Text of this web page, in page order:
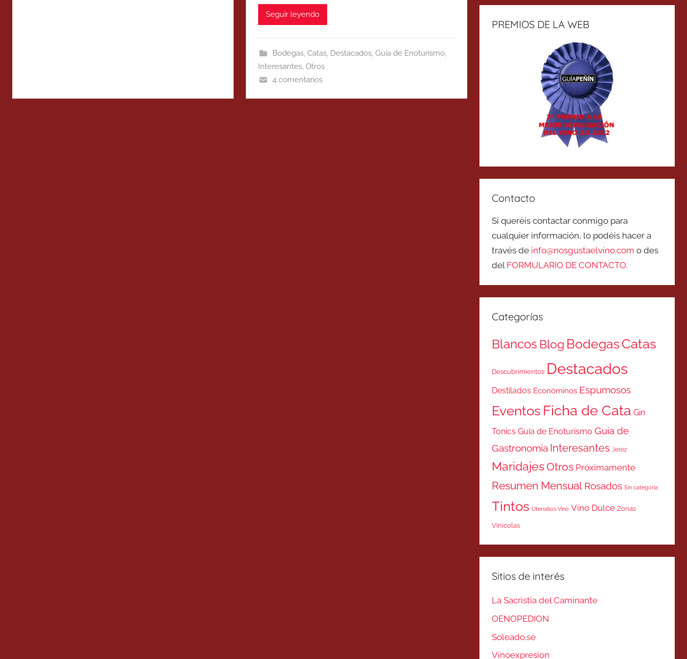
Seguir leyendo
Bodegas, Catas, Destacados, Guía de Enoturismo,
Interesantes,Otros
4 comentarios
PREMIOS DE LA WEB
Contacto
Si queréis contactar conmigo para
cualquier información, lo podéis hacer a
través de info@nosgustaelvino.com o des
del FORMULARIO DE CONTACTO.
Categorías
Blancos Blog BodegasCatas
Descubrimientos Destacados
Destilados Económinos Espumosos
Eventos Ficha de Cata Gin
Tonics Guía de Enoturismo Guía de
Gastronomía Interesantes Jerez
MaridajesOtros Próximamente
Resumen Mensual Rosados Sin categoría
Tintos Utensilios Vino Vino Dulce Zonas
Vinicolas
Sitios de interés
La Sacristía del Caminante
OENOPEDION
Soleado.se
Vinoexpresion